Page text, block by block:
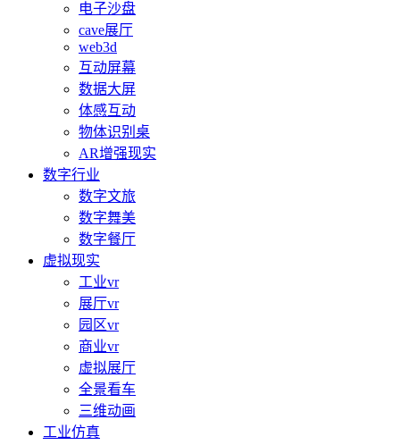
电子沙盘
cave展厅
web3d
互动屏幕
数据大屏
体感互动
物体识别桌
AR增强现实
数字行业
数字文旅
数字舞美
数字餐厅
虚拟现实
工业vr
展厅vr
园区vr
商业vr
虚拟展厅
全景看车
三维动画
工业仿真